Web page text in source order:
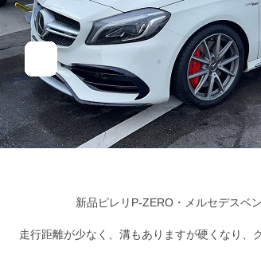
新品ピレリP-ZERO・メルセデスベ
走行距離が少なく、溝もありますが硬くなり、